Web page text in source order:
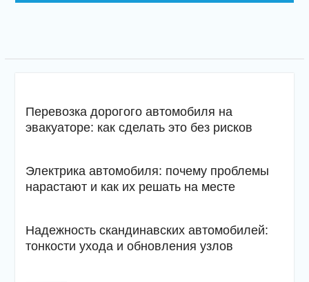
Перевозка дорогого автомобиля на
эвакуаторе: как сделать это без рисков
Электрика автомобиля: почему проблемы
нарастают и как их решать на месте
Надежность скандинавских автомобилей:
тонкости ухода и обновления узлов